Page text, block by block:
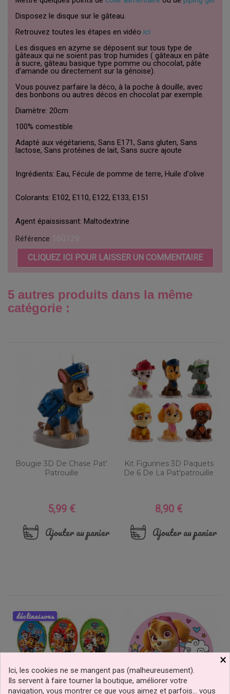
Disposez le disque sur le gâteau.
Retrouvez toutes les étapes en vidéo ici
Les disques en azyme se déposent sur tous type de
gâteaux qui ne soient pas trop humides ( gâteaux en pâte
à sucre, gâteau basique type pomme ou chocolat, pâte
d’amande ou directement sur la génoise).
Vous pouvez parfaire la déco, à la poche à douille, avec
des bonbons ou autres décos en chocolat par exemple.
Diamètre: 20cm
100% comestible
Adapté aux végétariens, Sans E171, Sans gluten, Sans
lactose, Sans protéines de lait, Sans sucre ajoute
Ingrédients: Eau, Fécule de pomme de terre, Huile d'olive
Colorants: E102, E110, E122, E133, E151
Agent épaississant: Maltodextrine
Référence
CLIQUEZ ICI POUR LAISSER UN COMMENTAIRE
5 autres produits dans la même
catégorie :
Bougie 3D De Chase Pat'
Patrouille
Prix
5,99 €
Ajouter au panier
Kit Figurines 3D Paquets
De 6 De La Pat'patrouille
Prix
8,90 €
Ajouter au panier
déclinaisons
×
Ici, les cookies ne se mangent pas (malheureusement).
Ils servent à faire tourner la boutique, améliorer votre
navigation, vous montrer ce que vous aimez et parfois… vous